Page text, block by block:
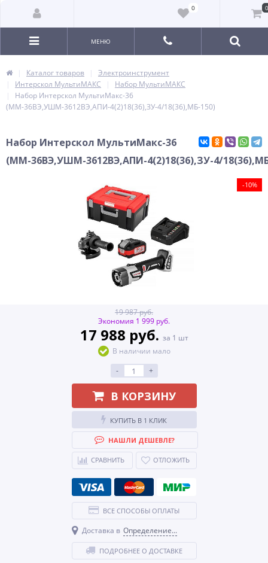
0 0
МЕНЮ
Каталог товаров
Электроинструмент
Интерскол МультиМАКС
Набор МультиМАКС
Набор Интерскол МультиМакс-36
(ММ-36ВЭ,УШМ-3612ВЭ,АПИ-4(2)18(36),ЗУ-4/18(36),МБ-150)
Набор Интерскол МультиМакс-36
(ММ-36ВЭ,УШМ-3612ВЭ,АПИ-4(2)18(36),ЗУ-4/
-10%
19 987 руб.
Экономия 1 999 руб.
17 988 руб. за 1 шт
В наличии мало
-
+
В КОРЗИНУ
КУПИТЬ В 1 КЛИК
НАШЛИ ДЕШЕВЛЕ?
СРАВНИТЬ ОТЛОЖИТЬ
ВСЕ СПОСОБЫ ОПЛАТЫ
Доставка в Определение...
ПОДРОБНЕЕ О ДОСТАВКЕ